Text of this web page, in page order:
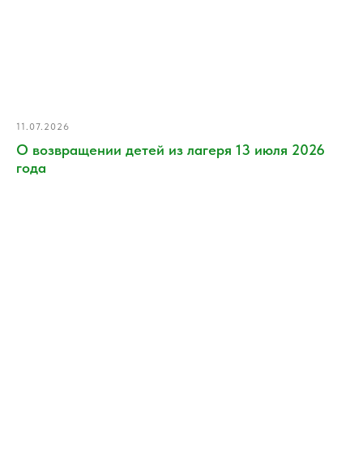
11.07.2026
О возвращении детей из лагеря 13 июля 2026
года